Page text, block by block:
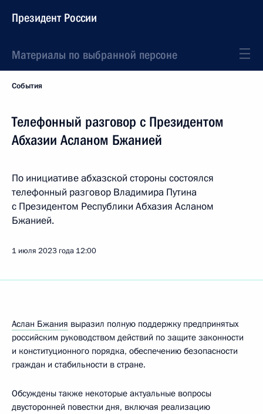
Президент России
Материалы по выбранной персоне
События
Телефонный разговор с Президентом
Абхазии Асланом Бжанией
По инициативе абхазской стороны состоялся
телефонный разговор Владимира Путина
с Президентом Республики Абхазия Асланом
Бжанией.
1 июля 2023 года 12:00
Аслан Бжания выразил полную поддержку предпринятых
российским руководством действий по защите законности
и конституционного порядка, обеспечению безопасности
граждан и стабильности в стране.
Обсуждены также некоторые актуальные вопросы
двусторонней повестки дня, включая реализацию